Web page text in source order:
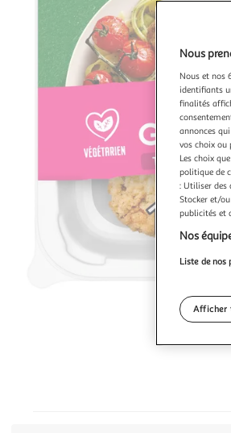
Nous
Nous et nos
identifiants
finalités
annonces
vos choix ou
Les choix
politique de
: Utiliser des
Stocker et/
publicités et
Nos
Liste de nos
Afficher